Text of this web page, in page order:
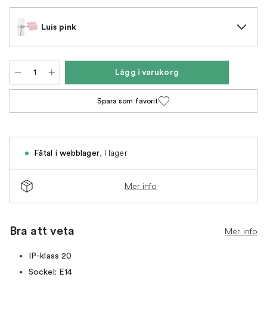
Luis pink
Lägg i varukorg
Spara som favorit
Fåtal i webblager, I lager
Mer info
Bra att veta Mer info
IP-klass 20
Sockel: E14